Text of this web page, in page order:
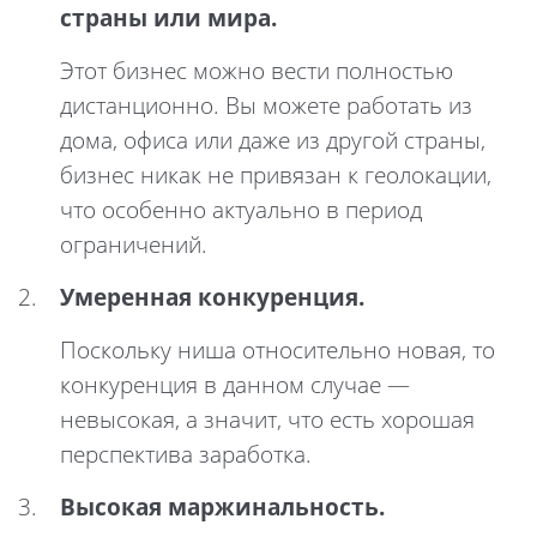
страны или мира.
Этот бизнес можно вести полностью
дистанционно. Вы можете работать из
дома, офиса или даже из другой страны,
бизнес никак не привязан к геолокации,
что особенно актуально в период
ограничений.
Умеренная конкуренция.
Поскольку ниша относительно новая, то
конкуренция в данном случае —
невысокая, а значит, что есть хорошая
перспектива заработка.
Высокая маржинальность.